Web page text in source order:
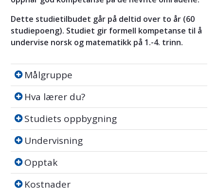
Dette studietilbudet går på deltid over to år (60
studiepoeng). Studiet gir formell kompetanse til å
undervise norsk og matematikk på 1.-4. trinn.
Målgruppe
Målgruppe
Hva lærer du?
Hva lærer du?
Studiets oppbygning
Studiets oppbygning
Undervisning
Undervisning
Opptak
Opptak
Kostnader
Kostnader